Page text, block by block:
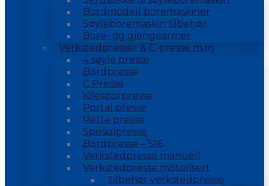
Bordmodell boremaskiner
Søyleboremaskin tilbehør
Bore- og gjengearmer
Verkstedpresser & C-presse m.m
4 søyle presse
Bordpresse
C Presse
Kilesporpresse
Portal presse
Rette presse
Spesialpresse
Bordpresse – S16
Verkstedpresse manuell
Verkstedpresse motorisert
Tilbehør verkstedpresse